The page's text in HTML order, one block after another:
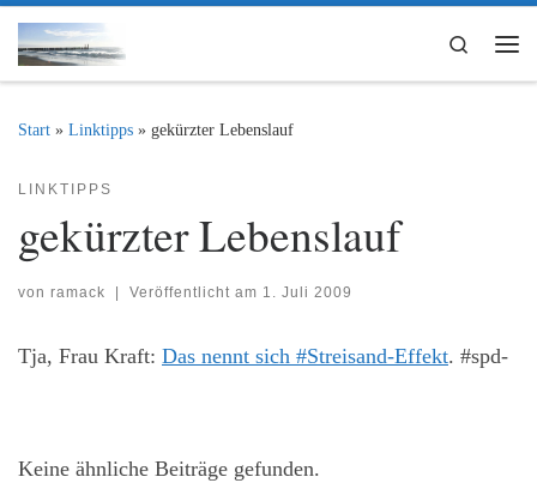
Zum Inhalt springen
Search
Start » Linktipps » gekürzter Lebenslauf
LINKTIPPS
gekürzter Lebenslauf
von ramack | Veröffentlicht am 1. Juli 2009
Tja, Frau Kraft: Das nennt sich #Streisand-Effekt. #spd-
Keine ähnliche Beiträge gefunden.